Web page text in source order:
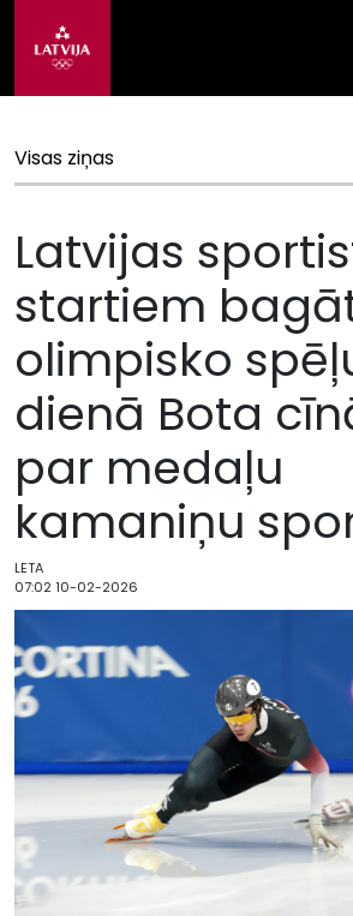
Visas ziņas
Latvijas
startiem
olimpisko
dienā Bota
par medaļu
kamaniņu
LETA
07:02 10-02-2026